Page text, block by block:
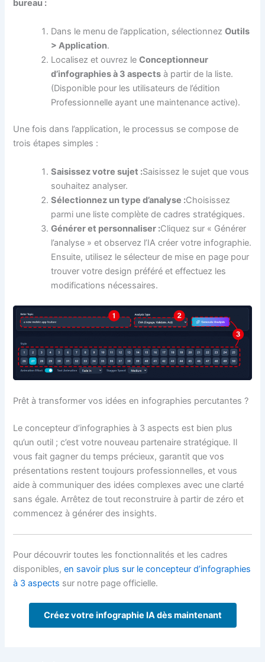
bureau :
Dans le menu de l’application, sélectionnezOutils
> Application.
Localisez et ouvrez leConceptionneur
d’infographies à 3 aspects à partir de la liste.
(Disponible pour les utilisateurs de l’édition
Professionnelle ayant une maintenance active).
Une fois dans l’application, le processus se compose de
trois étapes simples :
Saisissez votre sujet :Saisissez le sujet que vous
souhaitez analyser.
Sélectionnez un type d’analyse :Choisissez
parmi une liste complète de cadres stratégiques.
Générer et personnaliser :Cliquez sur « Générer
l’analyse » et observez l’IA créer votre infographie.
Ensuite, utilisez le sélecteur de mise en page pour
trouver votre design préféré et effectuez les
modifications nécessaires.
Prêt à transformer vos idées en infographies percutantes ?
Le concepteur d’infographies à 3 aspects est bien plus
qu’un outil ; c’est votre nouveau partenaire stratégique. Il
vous fait gagner du temps précieux, garantit que vos
présentations restent toujours professionnelles, et vous
aide à communiquer des idées complexes avec une clarté
sans égale. Arrêtez de tout reconstruire à partir de zéro et
commencez à générer des insights.
Pour découvrir toutes les fonctionnalités et les cadres
disponibles,en savoir plus sur le concepteur d’infographies
à 3 aspects sur notre page officielle.
Créez votre infographie IA dès maintenant